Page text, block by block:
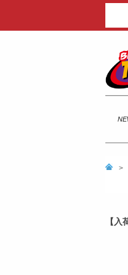
>
【